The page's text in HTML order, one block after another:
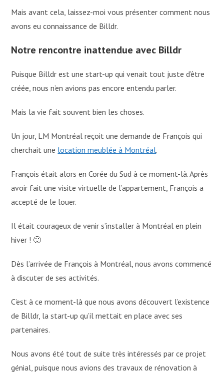
Mais avant cela, laissez-moi vous présenter comment nous
avons eu connaissance de Billdr.
Notre rencontre inattendue avec Billdr
Puisque Billdr est une start-up qui venait tout juste d’être
créée, nous n’en avions pas encore entendu parler.
Mais la vie fait souvent bien les choses.
Un jour, LM Montréal reçoit une demande de François qui
cherchait une location meublée à Montréal.
François était alors en Corée du Sud à ce moment-là. Après
avoir fait une visite virtuelle de l’appartement, François a
accepté de le louer.
Il était courageux de venir s’installer à Montréal en plein
hiver ! 🙂
Dès l’arrivée de François à Montréal, nous avons commencé
à discuter de ses activités.
C’est à ce moment-là que nous avons découvert l’existence
de Billdr, la start-up qu’il mettait en place avec ses
partenaires.
Nous avons été tout de suite très intéressés par ce projet
génial, puisque nous avions des travaux de rénovation à